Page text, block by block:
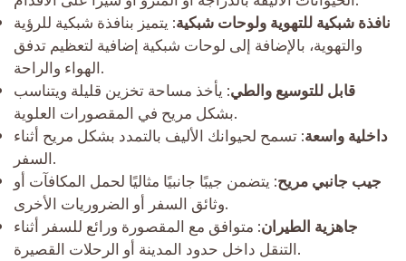
نافذة شبكية للتهوية ولوحات شبكية: يتميز بنافذة شبكية للرؤية
والتهوية، بالإضافة إلى لوحات شبكية إضافية لتعظيم تدفق
الهواء والراحة.
قابل للتوسيع والطي: يأخذ مساحة تخزين قليلة ويتناسب
بشكل مريح في المقصورات العلوية.
داخلية واسعة: تسمح لحيوانك الأليف بالتمدد بشكل مريح أثناء
السفر.
جيب جانبي مريح: يتضمن جيبًا جانبيًا مثاليًا لحمل المكافآت أو
وثائق السفر أو الضروريات الأخرى.
جاهزية الطيران: متوافق مع المقصورة ورائع للسفر أثناء
التنقل داخل حدود المدينة أو الرحلات القصيرة.